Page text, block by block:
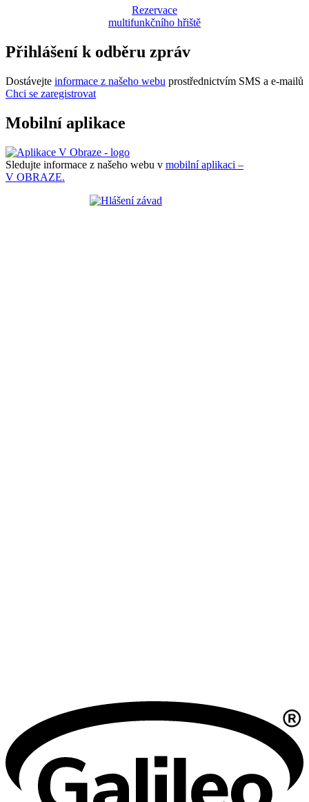
Rezervace
multifunkčního hřiště
Přihlášení k odběru zpráv
Dostávejte informace z našeho webu prostřednictvím SMS a e-mailů
Chci se zaregistrovat
Mobilní aplikace
Sledujte informace z našeho webu v mobilní aplikaci –
V OBRAZE.